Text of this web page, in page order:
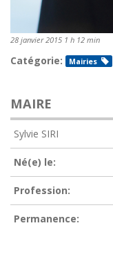
28 janvier 2015 1 h 12 min
Catégorie: Mairies
MAIRE
Sylvie SIRI
Né(e) le:
Profession:
Permanence: